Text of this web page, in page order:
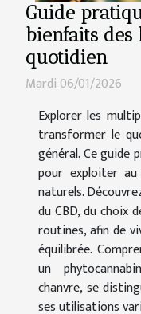
Guide
bienfaits des
quotidien
Mardi 06/01/2026
Explorer les
transformer le
général. Ce guide
pour exploiter
naturels.
du CBD, du choix
routines, afin de
équilibrée.
un
chanvre, se
ses utilisations